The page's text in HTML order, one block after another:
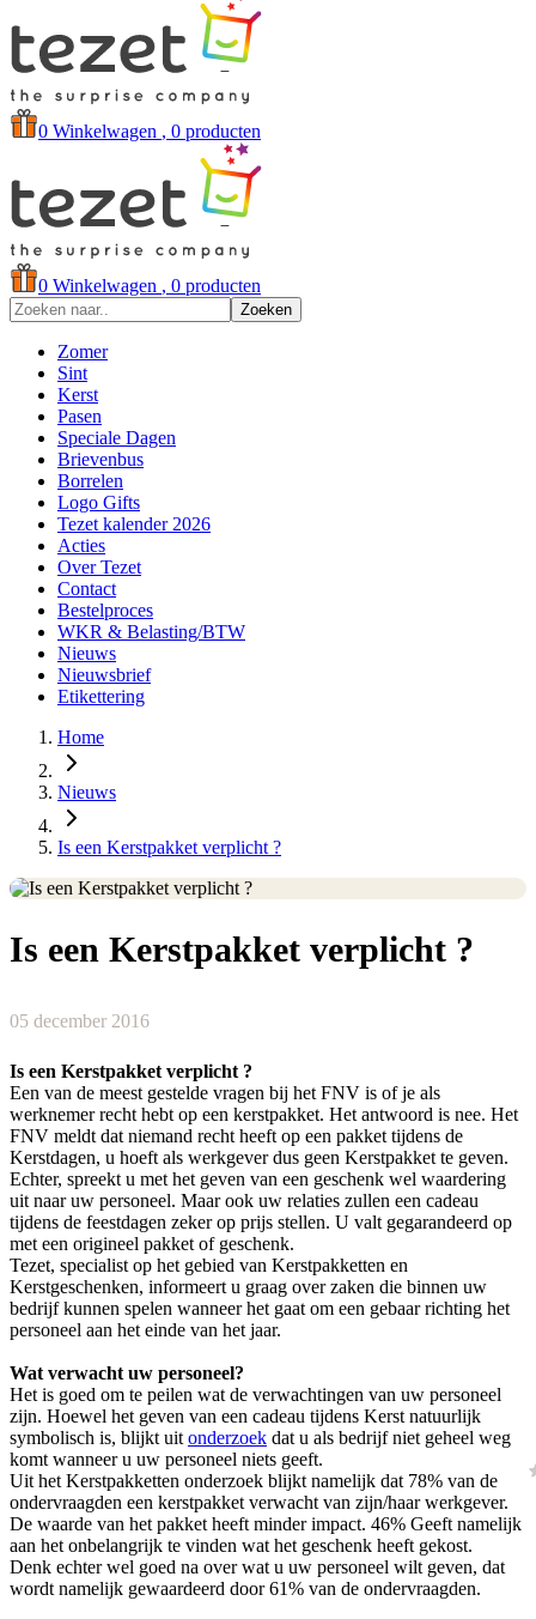
0 Winkelwagen , 0 producten
0 Winkelwagen , 0 producten
Zoeken
Zomer
Sint
Kerst
Pasen
Speciale Dagen
Brievenbus
Borrelen
Logo Gifts
Tezet kalender 2026
Acties
Over Tezet
Contact
Bestelproces
WKR & Belasting/BTW
Nieuws
Nieuwsbrief
Etikettering
Home
Nieuws
Is een Kerstpakket verplicht ?
Is een Kerstpakket verplicht ?
05 december 2016
Is een Kerstpakket verplicht ?
Een van de meest gestelde vragen bij het FNV is of je als
werknemer recht hebt op een kerstpakket. Het antwoord is nee. Het
FNV meldt dat niemand recht heeft op een pakket tijdens de
Kerstdagen, u hoeft als werkgever dus geen Kerstpakket te geven.
Echter, spreekt u met het geven van een geschenk wel waardering
uit naar uw personeel. Maar ook uw relaties zullen een cadeau
tijdens de feestdagen zeker op prijs stellen. U valt gegarandeerd op
met een origineel pakket of geschenk.
Tezet, specialist op het gebied van Kerstpakketten en
Kerstgeschenken, informeert u graag over zaken die binnen uw
bedrijf kunnen spelen wanneer het gaat om een gebaar richting het
personeel aan het einde van het jaar.
Wat verwacht uw personeel?
Het is goed om te peilen wat de verwachtingen van uw personeel
zijn. Hoewel het geven van een cadeau tijdens Kerst natuurlijk
symbolisch is, blijkt uit onderzoek dat u als bedrijf niet geheel weg
komt wanneer u uw personeel niets geeft.
Uit het Kerstpakketten onderzoek blijkt namelijk dat 78% van de
ondervraagden een kerstpakket verwacht van zijn/haar werkgever.
De waarde van het pakket heeft minder impact. 46% Geeft namelijk
aan het onbelangrijk te vinden wat het geschenk heeft gekost.
Denk echter wel goed na over wat u uw personeel wilt geven, dat
wordt namelijk gewaardeerd door 61% van de ondervraagden.